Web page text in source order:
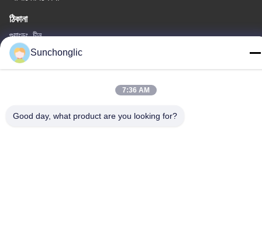
ঠিকানা
গুয়াংডং, চীন
টেলিফোন
Sunchonglic
7:36 AM
Good day, what product are you looking for?